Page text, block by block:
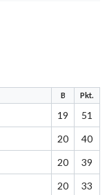
B Pkt.
19
51
20
40
20
39
20
33